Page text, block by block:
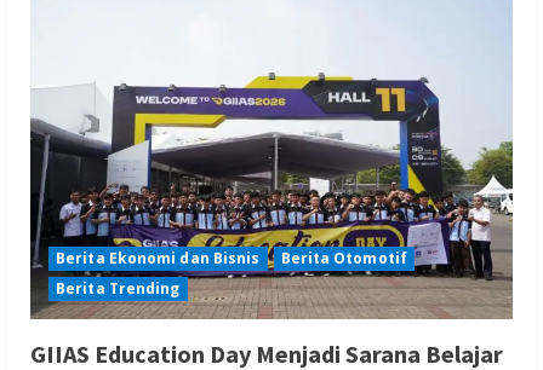
Berita Ekonomi dan Bisnis
Berita Otomotif
Berita Trending
GIIAS Education Day Menjadi Sarana Belajar